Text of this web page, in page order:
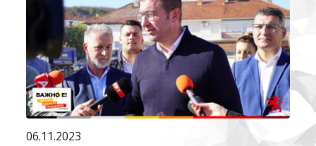
06.11.2023